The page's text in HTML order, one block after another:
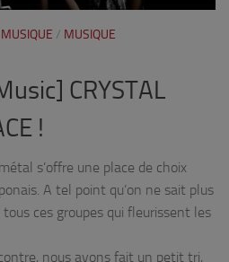
/ MUSIQUE
CRYSTAL
!
s’offre une place de choix
A tel point qu’on ne sait plus
ces groupes qui fleurissent les
nous avons fait un petit tri,